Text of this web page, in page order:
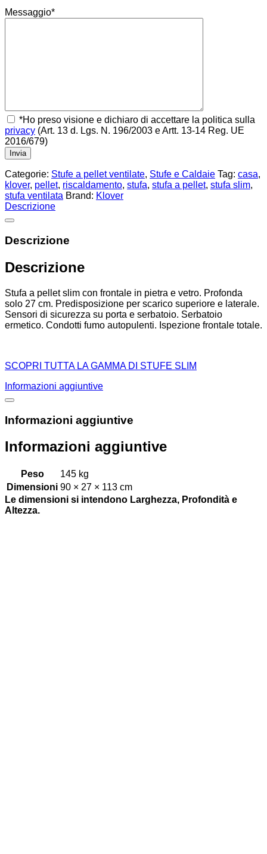
Messaggio*
*Ho preso visione e dichiaro di accettare la politica sulla
privacy (Art. 13 d. Lgs. N. 196/2003 e Artt. 13-14 Reg. UE
2016/679)
Categorie: Stufe a pellet ventilate, Stufe e Caldaie Tag: casa,
klover, pellet, riscaldamento, stufa, stufa a pellet, stufa slim,
stufa ventilata Brand: Klover
Descrizione
Descrizione
Descrizione
Stufa a pellet slim con frontale in pietra e vetro. Profonda
solo 27 cm. Predisposizione per scarico superiore e laterale.
Sensori di sicurezza su porta e serbatoio. Serbatoio
ermetico. Condotti fumo autopulenti. Ispezione frontale totale.
SCOPRI TUTTA LA GAMMA DI STUFE SLIM
Informazioni aggiuntive
Informazioni aggiuntive
Informazioni aggiuntive
Peso
145 kg
Dimensioni 90 × 27 × 113 cm
Le dimensioni si intendono Larghezza, Profondità e
Altezza.